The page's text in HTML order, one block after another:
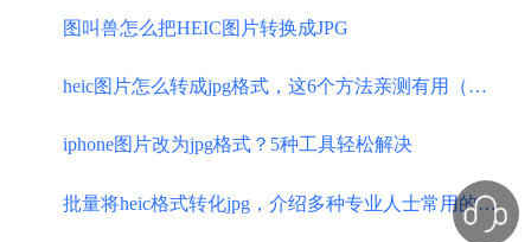
图叫兽怎么把HEIC图片转换成JPG
heic图片怎么转成jpg格式，这6个方法亲测有用（超简单）
iphone图片改为jpg格式？5种工具轻松解决
批量将heic格式转化jpg，介绍多种专业人士常用的方法